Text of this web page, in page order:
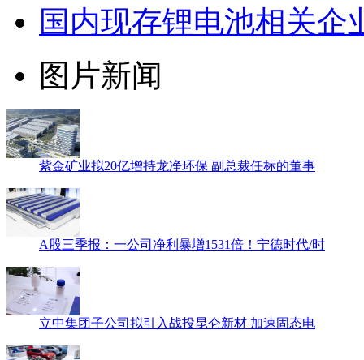
国内现存锂电池相关企
图片新闻
紫金矿业拟20亿增持龙净环保 副总裁任标的董事
A股三季报：一公司净利暴增1531倍！宁德时代/时
立中集团子公司拟引入战投昆仑新材 加速固态电